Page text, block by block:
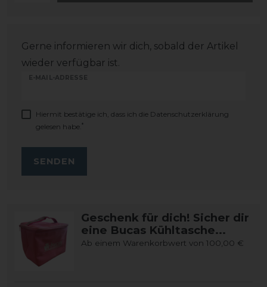
Gerne informieren wir dich, sobald der Artikel
wieder verfügbar ist.
E-MAIL-ADRESSE
Hiermit bestätige ich, dass ich die Daten­schutz­erklärung
gelesen habe. *
SENDEN
Geschenk für dich! Sicher dir
eine Bucas Kühltasche...
Ab einem Warenkorbwert von 100,00 €